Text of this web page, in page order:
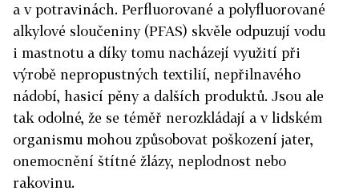
a v potravinách. Perfluorované a polyfluorované
alkylové sloučeniny (PFAS) skvěle odpuzují vodu
i mastnotu a díky tomu nacházejí využití při
výrobě nepropustných textilií, nepřilnavého
nádobí, hasicí pěny a dalších produktů. Jsou ale
tak odolné, že se téměř nerozkládají a v lidském
organismu mohou způsobovat poškození jater,
onemocnění štítné žlázy, neplodnost nebo
rakovinu.